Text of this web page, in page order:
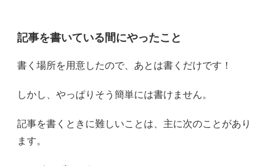
記事を書いている間にやったこと
書く場所を用意したので、あとは書くだけです！
しかし、やっぱりそう簡単には書けません。
記事を書くときに難しいことは、主に次のことがあり
ます。